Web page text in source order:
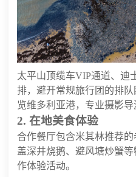
太平山顶缆车VIP通道、迪
排，避开常规旅行团的排
览维多利亚港，专业摄影导
2. 在地美食体验
合作餐厅包含米其林推荐
盖深井烧鹅、避风塘炒蟹
作体验活动。